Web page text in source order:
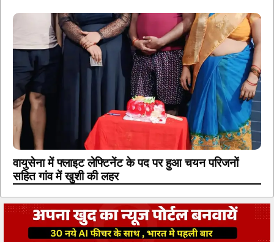
वायुसेना में फ्लाइट लेफ्टिनेंट के पद पर हुआ चयन परिजनों
सहित गांव में खुशी की लहर